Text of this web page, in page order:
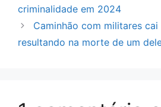
criminalidade em 2024
Caminhão com militares
resultando na morte de um